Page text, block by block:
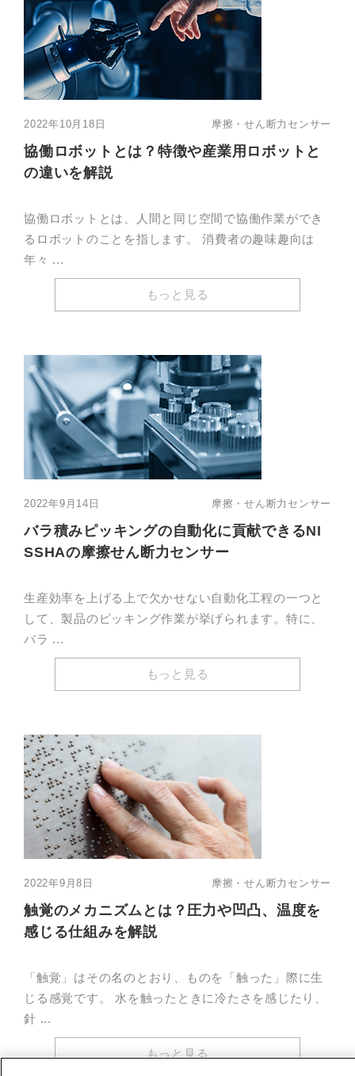
協働ロボットとは、人間と同じ空間で協働作業ができ
るロボットのことを指します。 消費者の趣味趣向は
年々 ...
もっと見る
協働ロボットとは？特徴や産業用ロボットと
の違いを解説
摩擦・せん断力センサー
2022年10月18日
生産効率を上げる上で欠かせない自動化工程の一つと
して、製品のピッキング作業が挙げられます。特に、
バラ ...
もっと見る
バラ積みピッキングの自動化に貢献できるNI
SSHAの摩擦せん断力センサー
摩擦・せん断力センサー
2022年9月14日
「触覚」はその名のとおり、ものを「触った」際に生
じる感覚です。 水を触ったときに冷たさを感じたり、
針 ...
もっと見る
触覚のメカニズムとは？圧力や凹凸、温度を
感じる仕組みを解説
摩擦・せん断力センサー
2022年9月8日